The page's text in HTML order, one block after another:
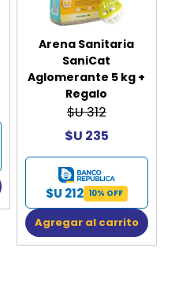
Arena Sanitaria
SaniCat
Aglomerante 5 kg +
Regalo
$U 312
$U 235
$U 212 10% OFF
Agregar al carrito